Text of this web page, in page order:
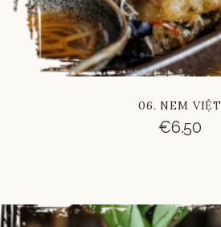
06. NEM VIỆT
€6.50